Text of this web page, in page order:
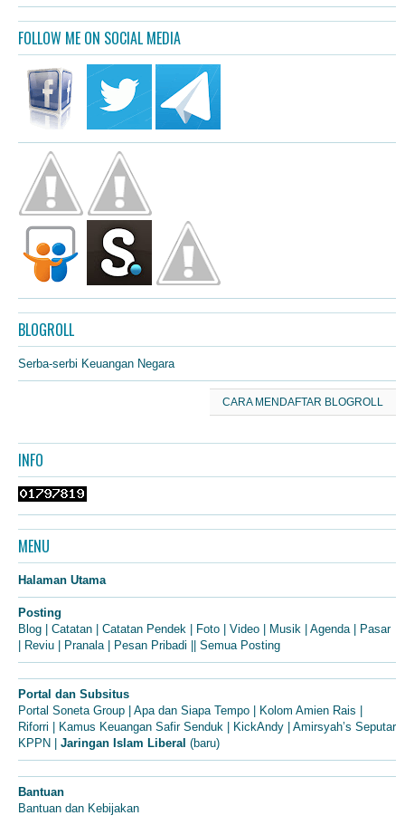
FOLLOW ME ON SOCIAL MEDIA
BLOGROLL
Serba-serbi Keuangan Negara
CARA MENDAFTAR BLOGROLL
INFO
MENU
Halaman Utama
Posting
Blog | Catatan | Catatan Pendek | Foto | Video | Musik | Agenda | Pasar
| Reviu | Pranala | Pesan Pribadi || Semua Posting
Portal dan Subsitus
Portal Soneta Group | Apa dan Siapa Tempo | Kolom Amien Rais |
Riforri | Kamus Keuangan Safir Senduk | KickAndy | Amirsyah’s Seputar
KPPN | Jaringan Islam Liberal (baru)
Bantuan
Bantuan dan Kebijakan